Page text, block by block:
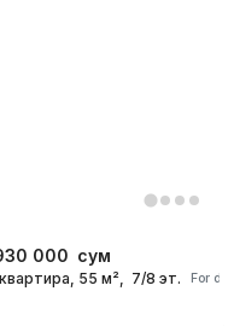
000 сум
55 м², 7/8 эт. For